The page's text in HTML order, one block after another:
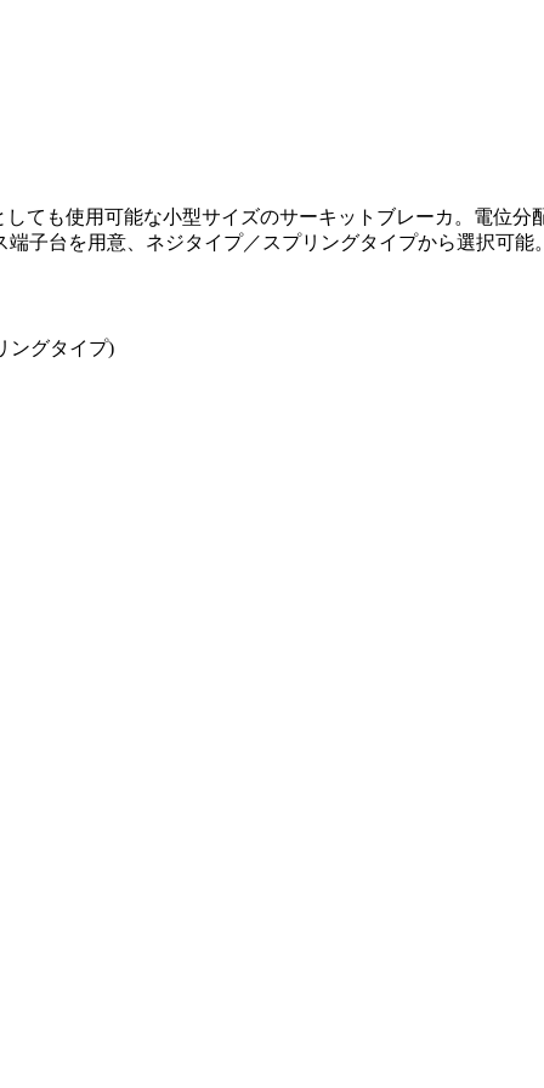
ても使用可能な小型サイズのサーキットブレーカ。電位
子台を用意、ネジタイプ／スプリングタイプから選択可能
ングタイプ)